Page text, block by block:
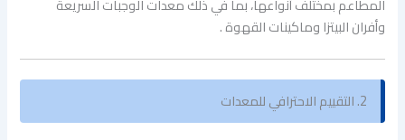
المطاعم بمختلف أنواعها، بما في ذلك معدات الوجبات السريعة
وأفران البيتزا وماكينات القهوة .
2. التقييم الاحترافي للمعدات